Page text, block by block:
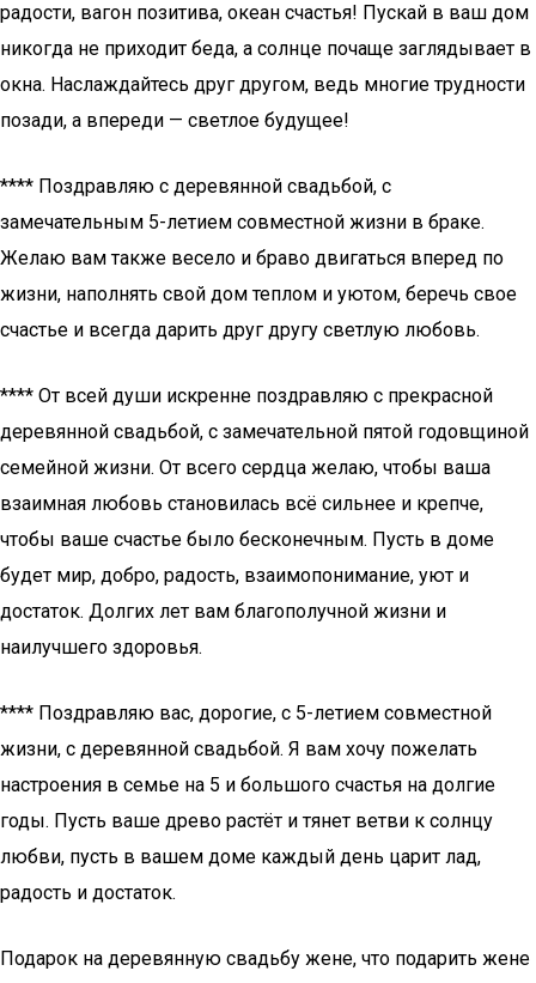
радости, вагон позитива, океан счастья! Пускай в ваш дом
никогда не приходит беда, а солнце почаще заглядывает в
окна. Наслаждайтесь друг другом, ведь многие трудности
позади, а впереди — светлое будущее!
**** Поздравляю с деревянной свадьбой, с
замечательным 5-летием совместной жизни в браке.
Желаю вам также весело и браво двигаться вперед по
жизни, наполнять свой дом теплом и уютом, беречь свое
счастье и всегда дарить друг другу светлую любовь.
**** От всей души искренне поздравляю с прекрасной
деревянной свадьбой, с замечательной пятой годовщиной
семейной жизни. От всего сердца желаю, чтобы ваша
взаимная любовь становилась всё сильнее и крепче,
чтобы ваше счастье было бесконечным. Пусть в доме
будет мир, добро, радость, взаимопонимание, уют и
достаток. Долгих лет вам благополучной жизни и
наилучшего здоровья.
**** Поздравляю вас, дорогие, с 5-летием совместной
жизни, с деревянной свадьбой. Я вам хочу пожелать
настроения в семье на 5 и большого счастья на долгие
годы. Пусть ваше древо растёт и тянет ветви к солнцу
любви, пусть в вашем доме каждый день царит лад,
радость и достаток.
Подарок на деревянную свадьбу жене, что подарить жене